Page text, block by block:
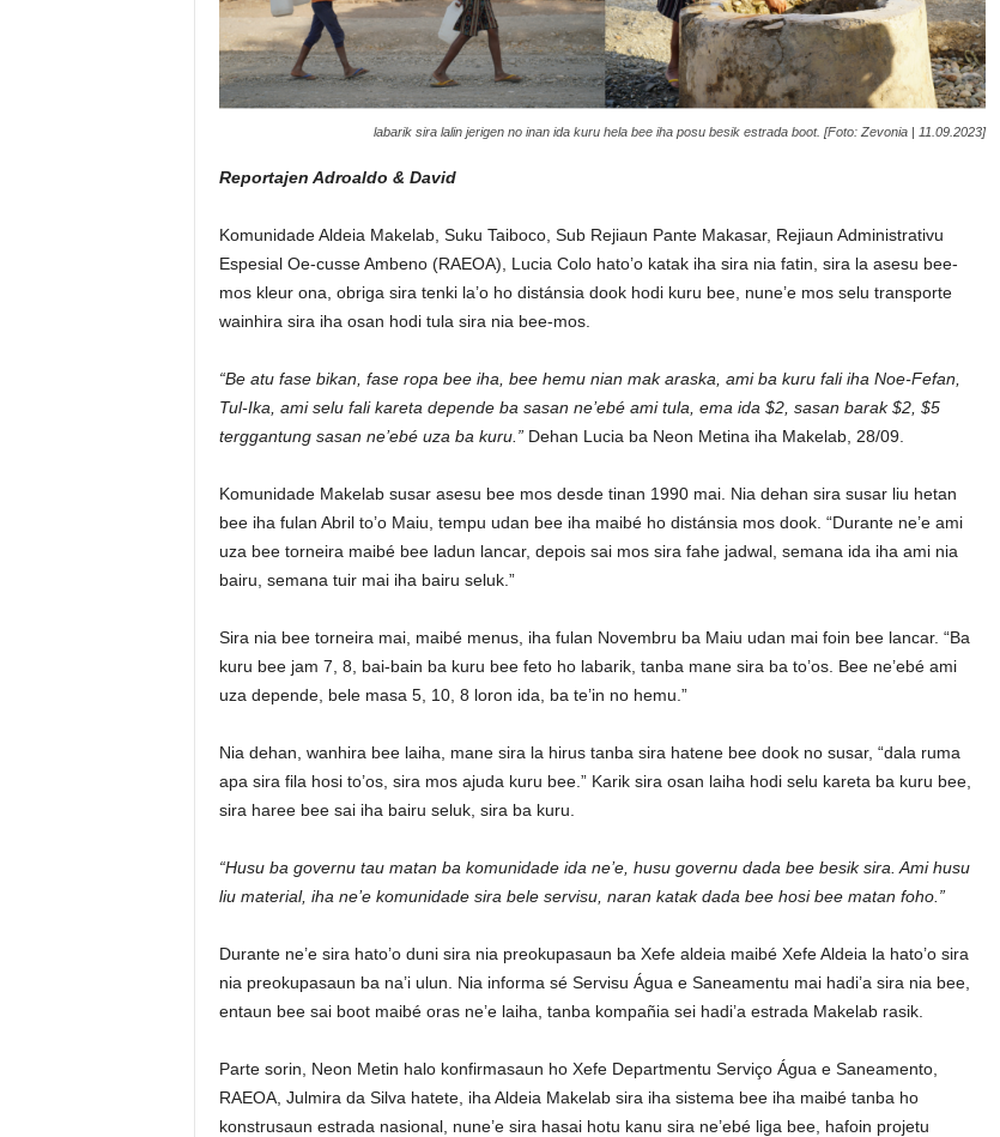
labarik sira lalin jerigen no inan ida kuru hela bee iha posu besik estrada boot. [Foto: Zevonia | 11.09.2023]
Reportajen Adroaldo & David
Komunidade Aldeia Makelab, Suku Taiboco, Sub Rejiaun Pante Makasar, Rejiaun Administrativu
Espesial Oe-cusse Ambeno (RAEOA), Lucia Colo hato’o katak iha sira nia fatin, sira la asesu bee-
mos kleur ona, obriga sira tenki la’o ho distánsia dook hodi kuru bee, nune’e mos selu transporte
wainhira sira iha osan hodi tula sira nia bee-mos.
“Be atu fase bikan, fase ropa bee iha, bee hemu nian mak araska, ami ba kuru fali iha Noe-Fefan,
Tul-Ika, ami selu fali kareta depende ba sasan ne’ebé ami tula, ema ida $2, sasan barak $2, $5
terggantung sasan ne’ebé uza ba kuru.” Dehan Lucia ba Neon Metina iha Makelab, 28/09.
Komunidade Makelab susar asesu bee mos desde tinan 1990 mai. Nia dehan sira susar liu hetan
bee iha fulan Abril to’o Maiu, tempu udan bee iha maibé ho distánsia mos dook. “Durante ne’e ami
uza bee torneira maibé bee ladun lancar, depois sai mos sira fahe jadwal, semana ida iha ami nia
bairu, semana tuir mai iha bairu seluk.”
Sira nia bee torneira mai, maibé menus, iha fulan Novembru ba Maiu udan mai foin bee lancar. “Ba
kuru bee jam 7, 8, bai-bain ba kuru bee feto ho labarik, tanba mane sira ba to’os. Bee ne’ebé ami
uza depende, bele masa 5, 10, 8 loron ida, ba te’in no hemu.”
Nia dehan, wanhira bee laiha, mane sira la hirus tanba sira hatene bee dook no susar, “dala ruma
apa sira fila hosi to’os, sira mos ajuda kuru bee.” Karik sira osan laiha hodi selu kareta ba kuru bee,
sira haree bee sai iha bairu seluk, sira ba kuru.
“Husu ba governu tau matan ba komunidade ida ne’e, husu governu dada bee besik sira. Ami husu
liu material, iha ne’e komunidade sira bele servisu, naran katak dada bee hosi bee matan foho.”
Durante ne’e sira hato’o duni sira nia preokupasaun ba Xefe aldeia maibé Xefe Aldeia la hato’o sira
nia preokupasaun ba na’i ulun. Nia informa sé Servisu Água e Saneamentu mai hadi’a sira nia bee,
entaun bee sai boot maibé oras ne’e laiha, tanba kompañia sei hadi’a estrada Makelab rasik.
Parte sorin, Neon Metin halo konfirmasaun ho Xefe Departmentu Serviço Água e Saneamento,
RAEOA, Julmira da Silva hatete, iha Aldeia Makelab sira iha sistema bee iha maibé tanba ho
konstrusaun estrada nasional, nune’e sira hasai hotu kanu sira ne’ebé liga bee, hafoin projetu